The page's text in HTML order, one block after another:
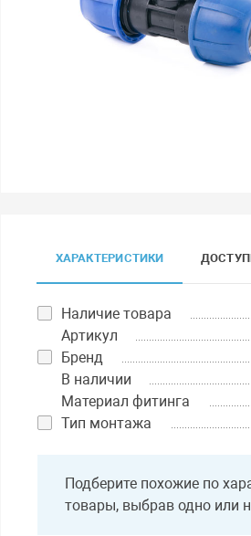
ХАРАКТЕРИСТИКИ
Наличие товара
Артикул
Бренд
В наличии
Материал фитинга
Тип монтажа
Подберите похожие по
товары, выбрав одно или